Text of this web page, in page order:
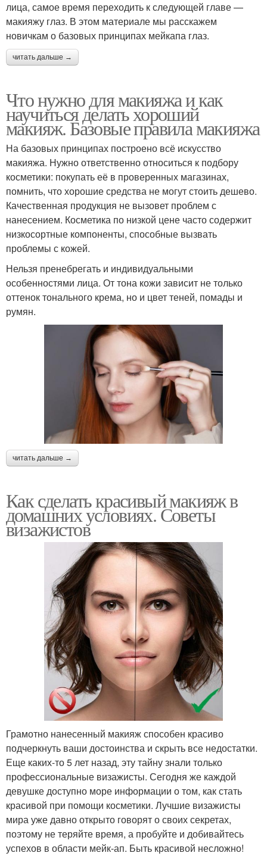
лица, самое время переходить к следующей главе —
макияжу глаз. В этом материале мы расскажем
новичкам о базовых принципах мейкапа глаз.
читать дальше →
Что нужно для макияжа и как
научиться делать хороший
макияж. Базовые правила макияжа
На базовых принципах построено всё искусство
макияжа. Нужно ответственно относиться к подбору
косметики: покупать её в проверенных магазинах,
помнить, что хорошие средства не могут стоить дешево.
Качественная продукция не вызовет проблем с
нанесением. Косметика по низкой цене часто содержит
низкосортные компоненты, способные вызвать
проблемы с кожей.
Нельзя пренебрегать и индивидуальными
особенностями лица. От тона кожи зависит не только
оттенок тонального крема, но и цвет теней, помады и
румян.
читать дальше →
Как сделать красивый макияж в
домашних условиях. Советы
визажистов
Грамотно нанесенный макияж способен красиво
подчеркнуть ваши достоинства и скрыть все недостатки.
Еще каких-то 5 лет назад, эту тайну знали только
профессиональные визажисты. Сегодня же каждой
девушке доступно море информации о том, как стать
красивой при помощи косметики. Лучшие визажисты
мира уже давно открыто говорят о своих секретах,
поэтому не теряйте время, а пробуйте и добивайтесь
успехов в области мейк-ап. Быть красивой несложно!